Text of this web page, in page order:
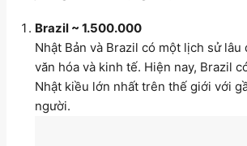
Brazil ~ 1.500.000
Nhật Bản và Brazil có một lịch sử lâu
văn hóa và kinh tế. Hiện nay, Brazil
Nhật kiều lớn nhất trên thế giới với
người.